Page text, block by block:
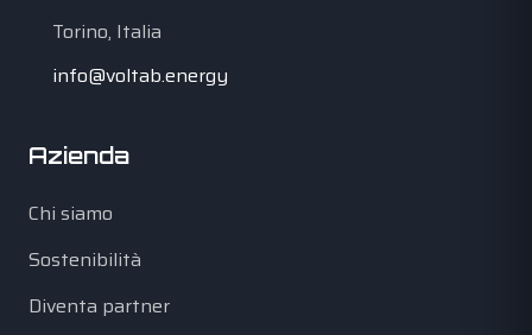
Torino, Italia
info@voltab.energy
Azienda
Chi siamo
Sostenibilità
Diventa partner